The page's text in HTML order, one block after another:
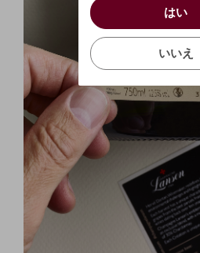
お買い物を続けるはい
いいえ
確認する
いいえ